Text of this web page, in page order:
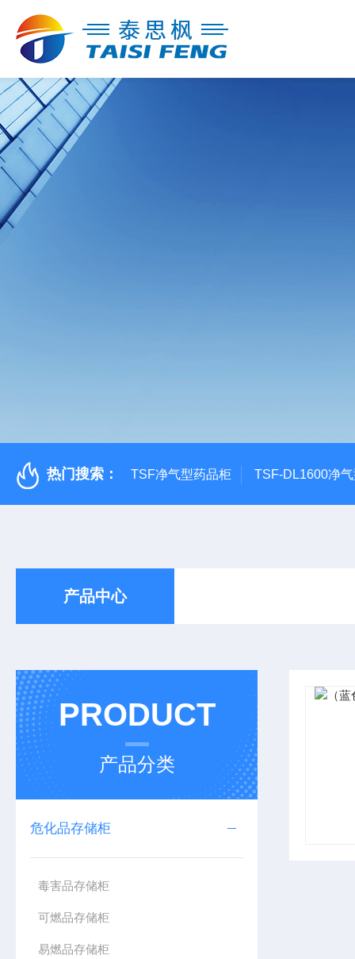
热门搜索： TSF净气型药品柜 TSF-DL1600净
产品中心
PRODUCT
产品分类
危化品存储柜
毒害品存储柜
可燃品存储柜
易燃品存储柜